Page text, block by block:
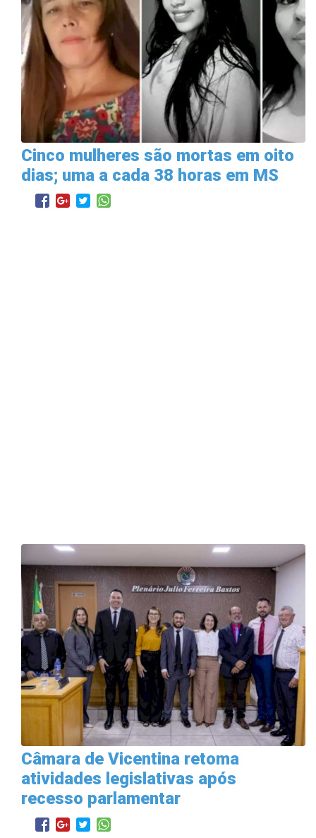
Cinco mulheres são mortas em oito
dias; uma a cada 38 horas em MS
Câmara de Vicentina retoma
atividades legislativas após
recesso parlamentar